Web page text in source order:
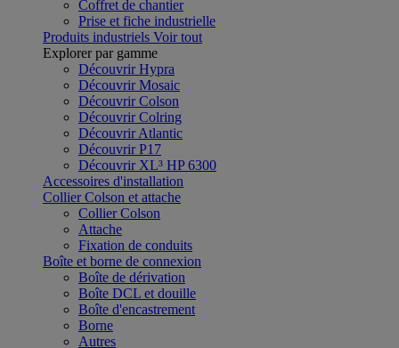
Coffret de chantier
Prise et fiche industrielle
Produits industriels Voir tout
Explorer par gamme
Découvrir Hypra
Découvrir Mosaic
Découvrir Colson
Découvrir Colring
Découvrir Atlantic
Découvrir P17
Découvrir XL³ HP 6300
Accessoires d'installation
Collier Colson et attache
Collier Colson
Attache
Fixation de conduits
Boîte et borne de connexion
Boîte de dérivation
Boîte DCL et douille
Boîte d'encastrement
Borne
Autres